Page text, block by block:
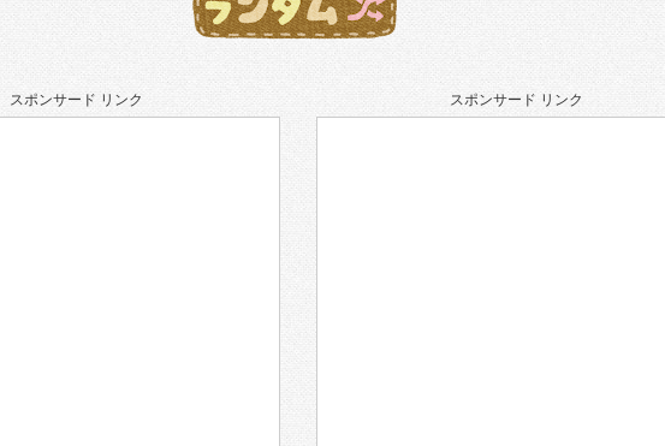
スポンサード リンク スポンサード リンク